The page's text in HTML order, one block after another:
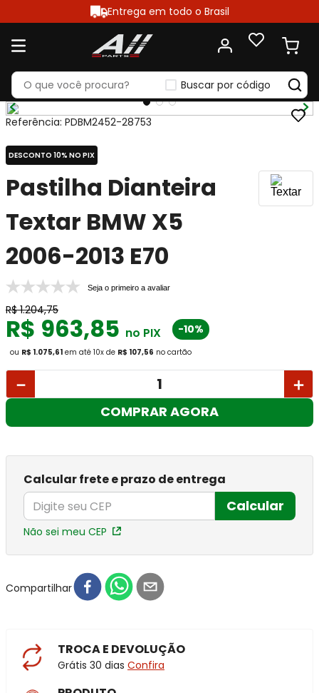
Entrega em todo o Brasil
Buscar por código
Referência: PDBM2452-28753
DESCONTO 10% NO PIX
Pastilha Dianteira
Textar BMW X5
2006-2013 E70
Seja o primeiro a avaliar
R$ 1.204,75
R$ 963,85 no PIX -10%
ou R$ 1.075,61 em até 10x de R$ 107,56 no cartão
＋
－
COMPRAR AGORA
Calcular frete e prazo de entrega
Calcular
Não sei meu CEP
Compartilhar
TROCA E DEVOLUÇÃO
Grátis 30 dias Confira